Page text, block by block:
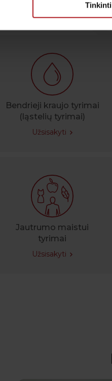
Tinkinti
Bendrieji kraujo tyrimai
(ląstelių tyrimai)
Užsisakyti
Jautrumo maistui
tyrimai
Užsisakyti